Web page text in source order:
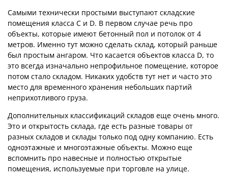
Самыми технически простыми выступают складские
помещения класса С и D. В первом случае речь про
объекты, которые имеют бетонный пол и потолок от 4
метров. Именно тут можно сделать склад, который раньше
был простым ангаром. Что касается объектов класса D, то
это всегда изначально непрофильное помещение, которое
потом стало складом. Никаких удобств тут нет и часто это
место для временного хранения небольших партий
неприхотливого груза.
Дополнительных классификаций складов еще очень много.
Это и открытость склада, где есть разные товары от
разных складов и склады только под одну компанию. Есть
одноэтажные и многоэтажные объекты. Можно еще
вспомнить про навесные и полностью открытые
помещения, используемые при торговле на улице.